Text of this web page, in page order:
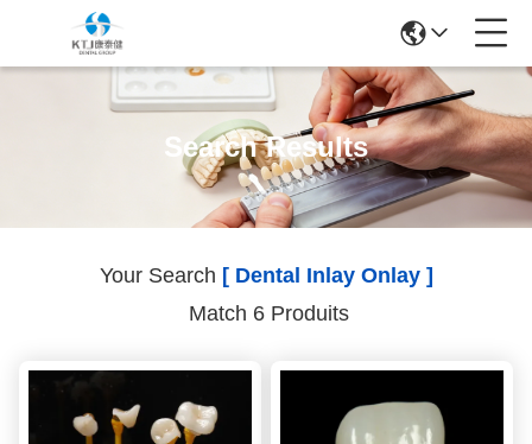
Search Results
Your Search [ Dental Inlay Onlay ]
Match 6 Produits